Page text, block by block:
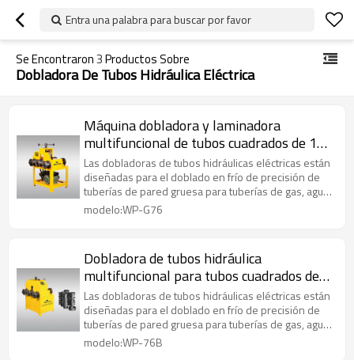
Entra una palabra para buscar por favor
Se Encontraron3Productos Sobre
Dobladora De Tubos Hidráulica Eléctrica
Máquina dobladora y laminadora
multifuncional de tubos cuadrados de 16-
50 mm y tubos redondos de 16-76 mm
Las dobladoras de tubos hidráulicas eléctricas están
diseñadas para el doblado en frío de precisión de
tuberías de pared gruesa para tuberías de gas, agua
y vapor.
modelo:WP-G76
Dobladora de tubos hidráulica
multifuncional para tubos cuadrados de
16-50 mm y redondos de 16-76 mm
Las dobladoras de tubos hidráulicas eléctricas están
diseñadas para el doblado en frío de precisión de
tuberías de pared gruesa para tuberías de gas, agua
y vapor.
modelo:WP-76B